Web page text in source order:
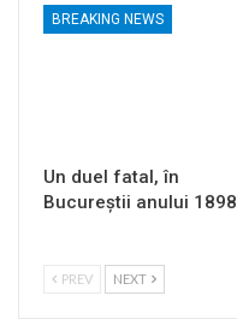
BREAKING NEWS
Un duel fatal, în
Bucureştii anului 1898
PREV NEXT